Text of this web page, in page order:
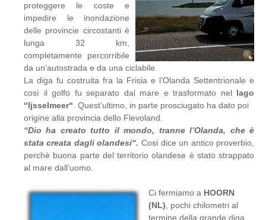
proteggere le coste e
impedire le inondazione
delle provincie circostanti è
lunga 32 km,
completamente percorribile
da un’autostrada e da una ciclabile.
La diga fu costruita fra la Frisia e l’Olanda Settentrionale e
così il golfo fu separato dal mare e trasformato nellago
“Ijsselmeer“ . Quest’ultimo, in parte prosciugato ha dato poi
origine alla provincia dello Flevoland.
“Dio ha creato tutto il mondo, tranne l’Olanda, che è
stata creata dagli olandesi“. Così dice un antico proverbio,
perchè buona parte del territorio olandese è stato strappato
al mare dall’uomo.
Ci fermiamo a HOORN
(NL) , pochi chilometri al
termine della grande diga,